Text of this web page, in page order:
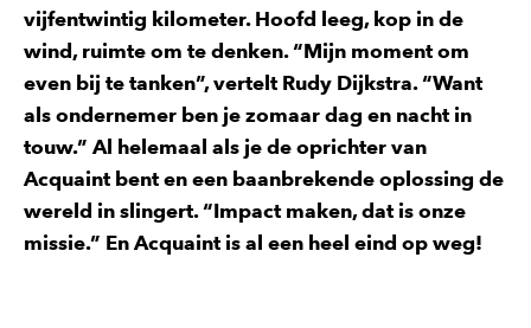
vijfentwintig kilometer. Hoofd leeg, kop in de
wind, ruimte om te denken. “Mijn moment om
even bij te tanken”, vertelt Rudy Dijkstra. “Want
als ondernemer ben je zomaar dag en nacht in
touw.” Al helemaal als je de oprichter van
Acquaint bent en een baanbrekende oplossing de
wereld in slingert. “Impact maken, dat is onze
missie.” En Acquaint is al een heel eind op weg!